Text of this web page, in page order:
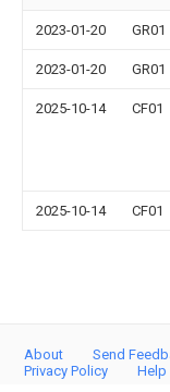
2023-01-20 GR01
2023-01-20 GR01
2025-10-14 CF01
2025-10-14 CF01
About Send
Privacy Policy
Help